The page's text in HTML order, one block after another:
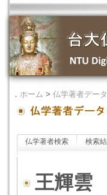
． ホーム > 仏学著者デー
仏学著者検索 検索
王輝雲